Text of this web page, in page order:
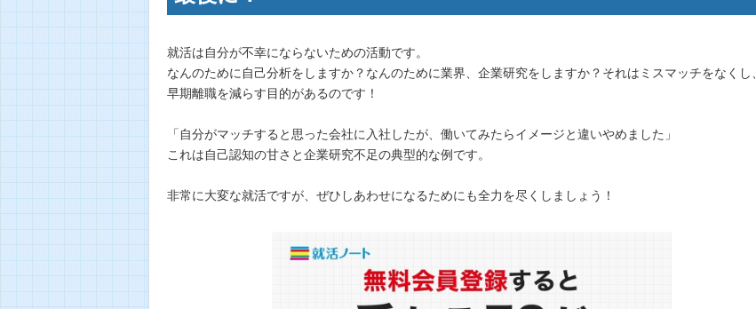
就活は自分が不幸にならないための活動です。
なんのために自己分析をしますか？なんのために業界、企業研究をしますか？それはミスマッチをなくし、
早期離職を減らす目的があるのです！
「自分がマッチすると思った会社に入社したが、働いてみたらイメージと違いやめました」
これは自己認知の甘さと企業研究不足の典型的な例です。
非常に大変な就活ですが、ぜひしあわせになるためにも全力を尽くしましょう！